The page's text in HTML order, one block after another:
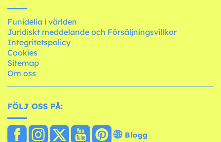
Funidelia i världen
Juridiskt meddelande och Försäljningsvillkor
Integritetspolicy
Cookies
Sitemap
Om oss
FÖLJ OSS PÅ:
Blogg